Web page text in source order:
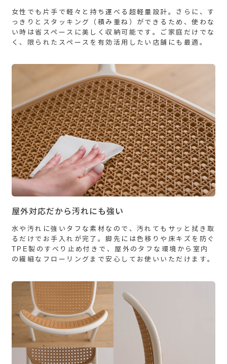
女性でも片手で軽々と持ち運べる超軽量設計。さらに、す
っきりとスタッキング（積み重ね）ができるため、使わな
い時は省スペースに美しく収納可能です。ご家庭だけでな
く、限られたスペースを有効活用したい店舗にも最適。
屋外対応だから汚れにも強い
水や汚れに強いタフな素材なので、汚れてもサッと拭き取
るだけでお手入れが完了。脚先には色移りや床キズを防ぐ
TPE製のすべり止め付きで、屋外のタフな環境から室内
の繊細なフローリングまで安心してお使いいただけます。